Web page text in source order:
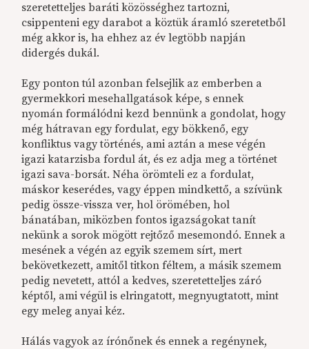
szeretetteljes baráti közösséghez tartozni,
csippenteni egy darabot a köztük áramló szeretetből
még akkor is, ha ehhez az év legtöbb napján
didergés dukál.
Egy ponton túl azonban felsejlik az emberben a
gyermekkori mesehallgatások képe, s ennek
nyomán formálódni kezd bennünk a gondolat, hogy
még hátravan egy fordulat, egy bökkenő, egy
konfliktus vagy történés, ami aztán a mese végén
igazi katarzisba fordul át, és ez adja meg a történet
igazi sava-borsát. Néha örömteli ez a fordulat,
máskor keserédes, vagy éppen mindkettő, a szívünk
pedig össze-vissza ver, hol örömében, hol
bánatában, miközben fontos igazságokat tanít
nekünk a sorok mögött rejtőző mesemondó. Ennek a
mesének a végén az egyik szemem sírt, mert
bekövetkezett, amitől titkon féltem, a másik szemem
pedig nevetett, attól a kedves, szeretetteljes záró
képtől, ami végül is elringatott, megnyugtatott, mint
egy meleg anyai kéz.
Hálás vagyok az írónőnek és ennek a regénynek,